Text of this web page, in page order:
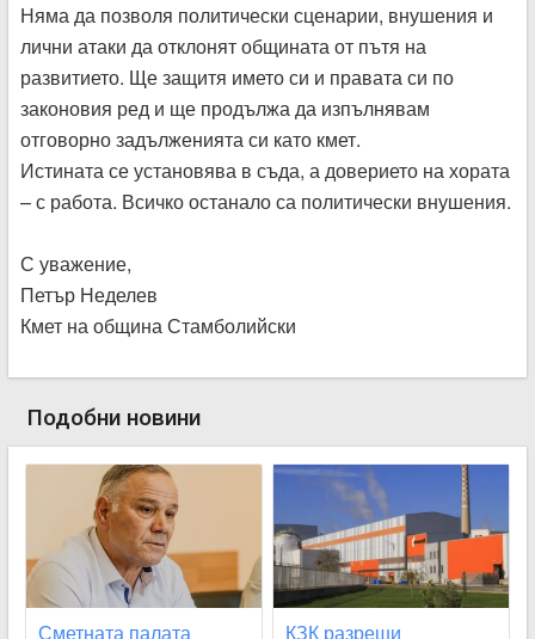
Няма да позволя политически сценарии, внушения и
лични атаки да отклонят общината от пътя на
развитието. Ще защитя името си и правата си по
законовия ред и ще продължа да изпълнявам
отговорно задълженията си като кмет.
Истината се установява в съда, а доверието на хората
– с работа. Всичко останало са политически внушения.
С уважение,
Петър Неделев
Кмет на община Стамболийски
Подобни новини
Сметната палата
КЗК разреши